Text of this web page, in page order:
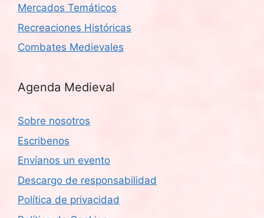
Mercados Temáticos
Recreaciones Históricas
Combates Medievales
Agenda Medieval
Sobre nosotros
Escribenos
Envíanos un evento
Descargo de responsabilidad
Política de privacidad